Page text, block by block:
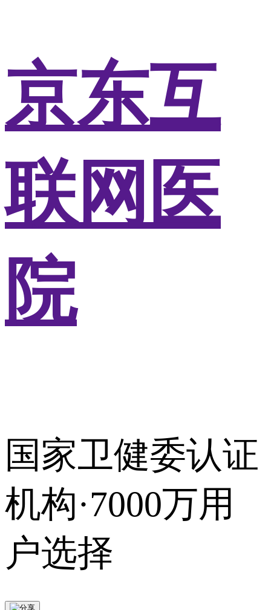
京东互
联网医
院
国家卫健委认证
机构·7000万用
户选择